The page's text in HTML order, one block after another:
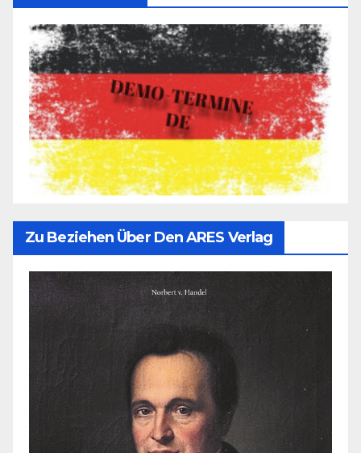
Zu Beziehen Über Den ARES Verlag